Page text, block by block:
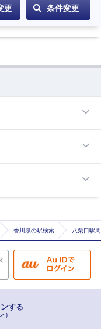
更 条件変更
香川県の駅検索 八栗口駅
する
）